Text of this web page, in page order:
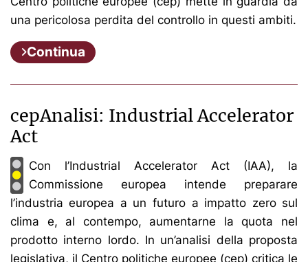
una pericolosa perdita del controllo in questi ambiti.
Continua
cepAnalisi: Industrial Accelerator
Act
Con l’Industrial Accelerator Act (IAA), la
Commissione europea intende preparare
l’industria europea a un futuro a impatto zero sul
clima e, al contempo, aumentarne la quota nel
prodotto interno lordo. In un’analisi della proposta
legislativa, il Centro politiche europee (cep) critica le